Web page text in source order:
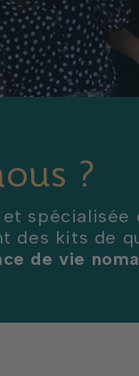
?
et spécialisée
des kits de
de vie